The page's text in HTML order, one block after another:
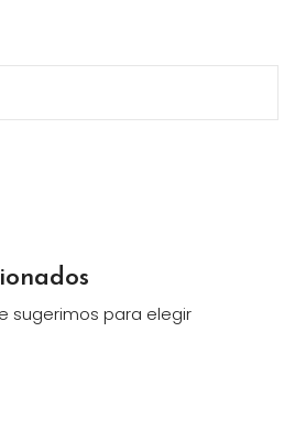
sugerimos para elegir